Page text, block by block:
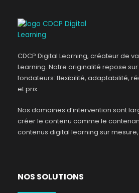
CDCP Digital Learning, créateur de
Learning. Notre originalité repose
fondateurs: flexibilité, adaptabilité,
et prix.
Nos domaines d’intervention sont
créer le contenu comme le
contenus digital learning sur
NOS SOLUTIONS